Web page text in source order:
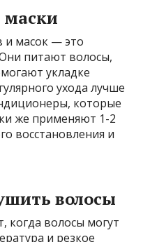
и масок — это
питают волосы,
укладке
ухода лучше
которые
же применяют 1-2
восстановления и
волосы
волосы могут
и резкое